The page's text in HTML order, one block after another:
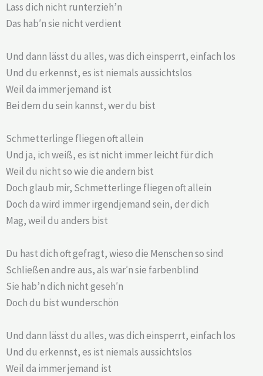
Lass dich nicht runterzieh’n
Das hab′n sie nicht verdient
Und dann lässt du alles, was dich einsperrt, einfach los
Und du erkennst, es ist niemals aussichtslos
Weil da immer jemand ist
Bei dem du sein kannst, wer du bist
Schmetterlinge fliegen oft allein
Und ja, ich weiß, es ist nicht immer leicht für dich
Weil du nicht so wie die andern bist
Doch glaub mir, Schmetterlinge fliegen oft allein
Doch da wird immer irgendjemand sein, der dich
Mag, weil du anders bist
Du hast dich oft gefragt, wieso die Menschen so sind
Schließen andre aus, als wär′n sie farbenblind
Sie hab’n dich nicht geseh′n
Doch du bist wunderschön
Und dann lässt du alles, was dich einsperrt, einfach los
Und du erkennst, es ist niemals aussichtslos
Weil da immer jemand ist